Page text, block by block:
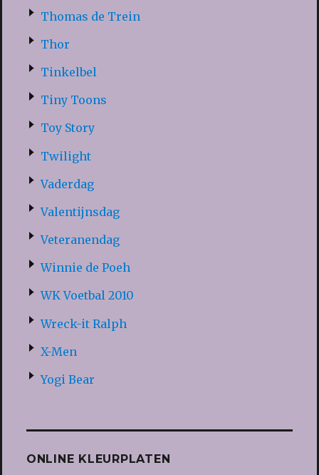
Thomas de Trein
Thor
Tinkelbel
Tiny Toons
Toy Story
Twilight
Vaderdag
Valentijnsdag
Veteranendag
Winnie de Poeh
WK Voetbal 2010
Wreck-it Ralph
X-Men
Yogi Bear
ONLINE KLEURPLATEN